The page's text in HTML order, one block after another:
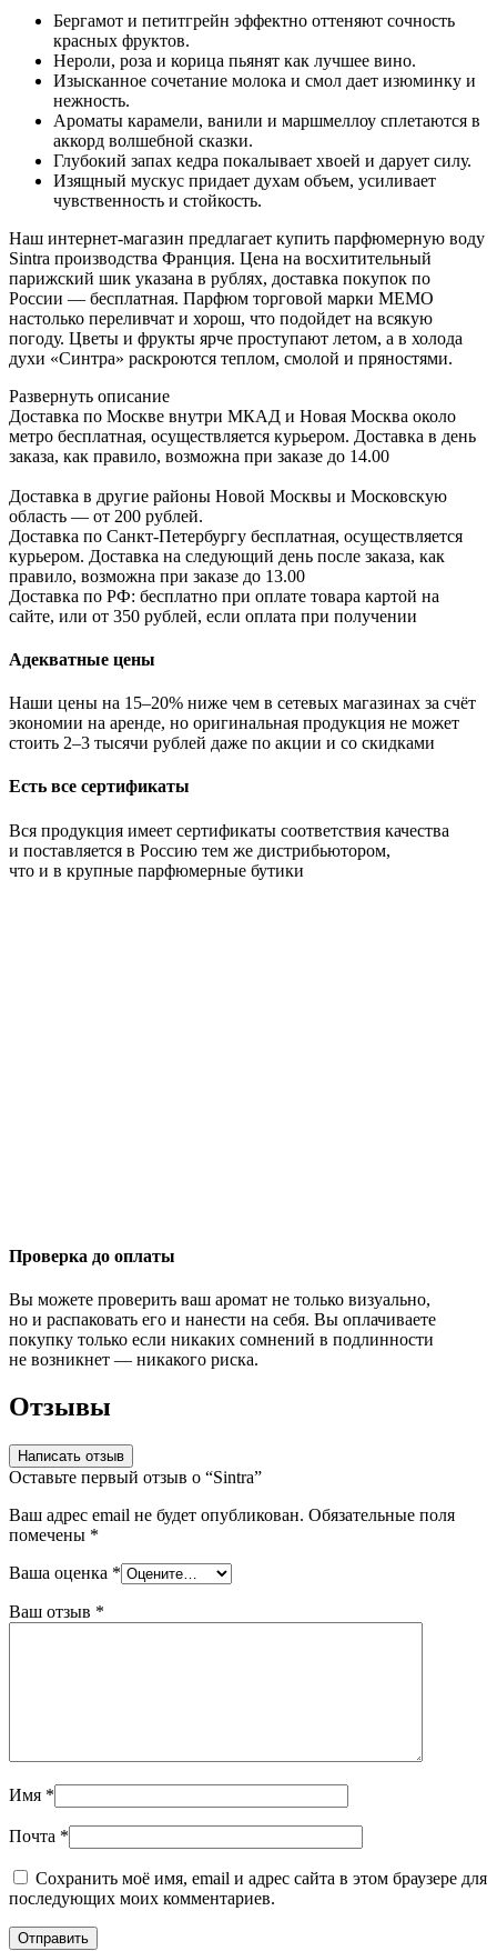
Бергамот и петитгрейн эффектно оттеняют сочность
красных фруктов.
Нероли, роза и корица пьянят как лучшее вино.
Изысканное сочетание молока и смол дает изюминку и
нежность.
Ароматы карамели, ванили и маршмеллоу сплетаются в
аккорд волшебной сказки.
Глубокий запах кедра покалывает хвоей и дарует силу.
Изящный мускус придает духам объем, усиливает
чувственность и стойкость.
Наш интернет-магазин предлагает купить парфюмерную воду
Sintra производства Франция. Цена на восхитительный
парижский шик указана в рублях, доставка покупок по
России — бесплатная. Парфюм торговой марки МЕМО
настолько переливчат и хорош, что подойдет на всякую
погоду. Цветы и фрукты ярче проступают летом, а в холода
духи «Синтра» раскроются теплом, смолой и пряностями.
Развернуть описание
Доставка по Москве внутри МКАД и Новая Москва около
метро бесплатная, осуществляется курьером. Доставка в день
заказа, как правило, возможна при заказе до 14.00
Доставка в другие районы Новой Москвы и Московскую
область — от 200 рублей.
Доставка по Санкт-Петербургу бесплатная, осуществляется
курьером. Доставка на следующий день после заказа, как
правило, возможна при заказе до 13.00
Доставка по РФ: бесплатно при оплате товара картой на
сайте, или от 350 рублей, если оплата при получении
Адекватные цены
Наши цены на 15–20% ниже чем в сетевых магазинах за счёт
экономии на аренде, но оригинальная продукция не может
стоить 2–3 тысячи рублей даже по акции и со скидками
Есть все сертификаты
Вся продукция имеет сертификаты соответствия качества
и поставляется в Россию тем же дистрибьютором,
что и в крупные парфюмерные бутики
Проверка до оплаты
Вы можете проверить ваш аромат не только визуально,
но и распаковать его и нанести на себя. Вы оплачиваете
покупку только если никаких сомнений в подлинности
не возникнет — никакого риска.
Отзывы
Написать отзыв
Оставьте первый отзыв о “Sintra”
Ваш адрес email не будет опубликован. Обязательные поля
помечены *
Ваша оценка *
Ваш отзыв *
Имя *
Почта *
Сохранить моё имя, email и адрес сайта в этом браузере для
последующих моих комментариев.